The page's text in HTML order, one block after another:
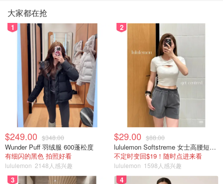
大家都在抢
1
$249.00 $348.00
Wunder Puff 羽绒服 600蓬松度
有细闪的黑色 拍照好看
lululemon 2148人感兴趣
2
$29.00 $88.00
lululemon Softstreme 女士高腰短裤 10cm
不定时变回$19！随时点进来看
lululemon 1598人感兴趣
3 4